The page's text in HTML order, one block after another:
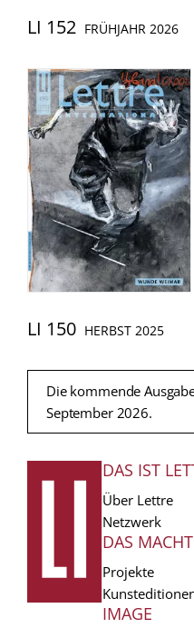
LI 152 FRÜHJAHR 2026
LI 150 HERBST 2025
Die kommende
September 2026.
DAS IST
Über Lettre
Netzwerk
DAS
Projekte
IMAGE